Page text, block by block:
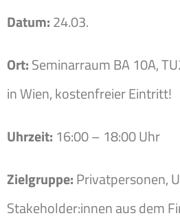
Datum:24.03.
Ort:Seminarraum BA 10A,
in Wien, kostenfreier Eintritt!
Uhrzeit: 16:00 – 18:00 Uhr
Zielgruppe:Privatpersonen,
Stakeholder:innen aus dem